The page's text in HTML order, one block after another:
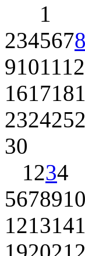
1
2345678
9101112
161718
232425
30
1234
5678910
121314